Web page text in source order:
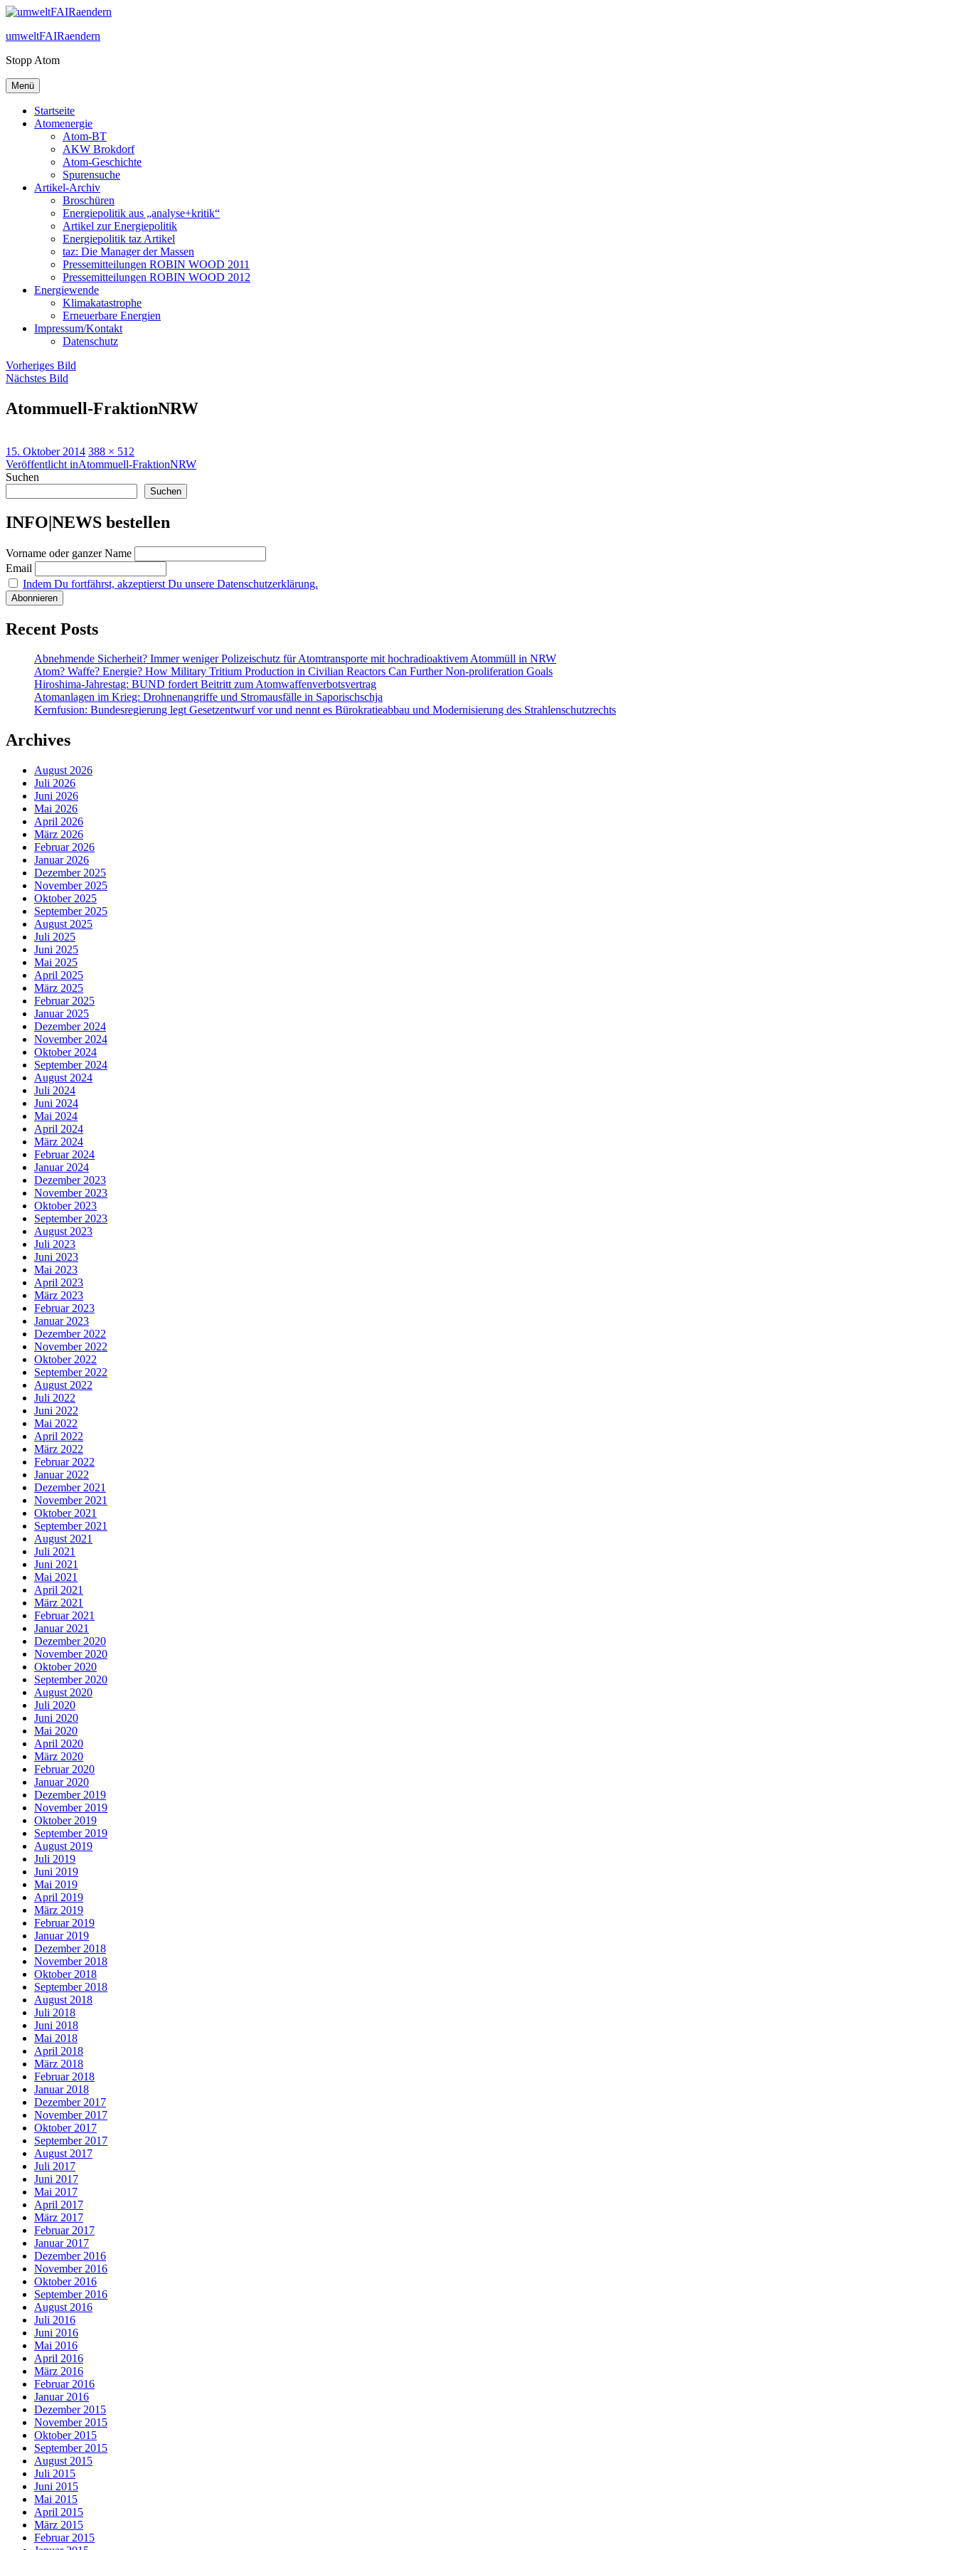
Zum
springen
umweltFAIRaendern
Stopp Atom
Menü
Startseite
Atomenergie
Atom-BT
AKW Brokdorf
Atom-Geschichte
Spurensuche
Artikel-Archiv
Broschüren
Energiepolitik aus „analyse+kritik“
Artikel zur Energiepolitik
Energiepolitik taz Artikel
taz: Die Manager der Massen
Pressemitteilungen ROBIN WOOD 2011
Pressemitteilungen ROBIN WOOD 2012
Energiewende
Klimakatastrophe
Erneuerbare Energien
Impressum/Kontakt
Datenschutz
Vorheriges Bild
Nächstes Bild
Atommuell-FraktionNRW
Veröffentlicht
am
15. Oktober 2014 Originalgröße
388 × 512
Beitragsnavigation
Veröffentlicht inAtommuell-FraktionNRW
Suchen
Suchen
INFO|NEWS bestellen
Vorname oder ganzer Name
Email
Indem Du fortfährst, akzeptierst Du unsere Datenschutzerklärung.
Recent Posts
Abnehmende Sicherheit? Immer weniger Polizeischutz für Atomtransporte mit hochradioaktivem Atommüll in NRW
Atom? Waffe? Energie? How Military Tritium Production in Civilian Reactors Can Further Non-proliferation Goals
Hiroshima-Jahrestag: BUND fordert Beitritt zum Atomwaffenverbotsvertrag
Atomanlagen im Krieg: Drohnenangriffe und Stromausfälle in Saporischschja
Kernfusion: Bundesregierung legt Gesetzentwurf vor und nennt es Bürokratieabbau und Modernisierung des Strahlenschutzrechts
Archives
August 2026
Juli 2026
Juni 2026
Mai 2026
April 2026
März 2026
Februar 2026
Januar 2026
Dezember 2025
November 2025
Oktober 2025
September 2025
August 2025
Juli 2025
Juni 2025
Mai 2025
April 2025
März 2025
Februar 2025
Januar 2025
Dezember 2024
November 2024
Oktober 2024
September 2024
August 2024
Juli 2024
Juni 2024
Mai 2024
April 2024
März 2024
Februar 2024
Januar 2024
Dezember 2023
November 2023
Oktober 2023
September 2023
August 2023
Juli 2023
Juni 2023
Mai 2023
April 2023
März 2023
Februar 2023
Januar 2023
Dezember 2022
November 2022
Oktober 2022
September 2022
August 2022
Juli 2022
Juni 2022
Mai 2022
April 2022
März 2022
Februar 2022
Januar 2022
Dezember 2021
November 2021
Oktober 2021
September 2021
August 2021
Juli 2021
Juni 2021
Mai 2021
April 2021
März 2021
Februar 2021
Januar 2021
Dezember 2020
November 2020
Oktober 2020
September 2020
August 2020
Juli 2020
Juni 2020
Mai 2020
April 2020
März 2020
Februar 2020
Januar 2020
Dezember 2019
November 2019
Oktober 2019
September 2019
August 2019
Juli 2019
Juni 2019
Mai 2019
April 2019
März 2019
Februar 2019
Januar 2019
Dezember 2018
November 2018
Oktober 2018
September 2018
August 2018
Juli 2018
Juni 2018
Mai 2018
April 2018
März 2018
Februar 2018
Januar 2018
Dezember 2017
November 2017
Oktober 2017
September 2017
August 2017
Juli 2017
Juni 2017
Mai 2017
April 2017
März 2017
Februar 2017
Januar 2017
Dezember 2016
November 2016
Oktober 2016
September 2016
August 2016
Juli 2016
Juni 2016
Mai 2016
April 2016
März 2016
Februar 2016
Januar 2016
Dezember 2015
November 2015
Oktober 2015
September 2015
August 2015
Juli 2015
Juni 2015
Mai 2015
April 2015
März 2015
Februar 2015